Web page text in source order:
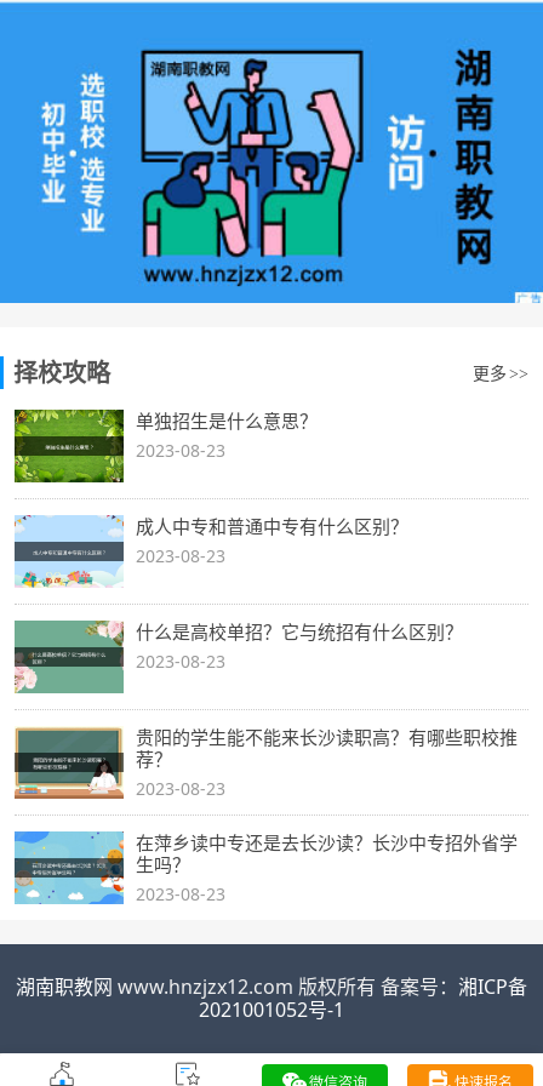
择校攻略 更多 >>
单独招生是什么意思？
2023-08-23
成人中专和普通中专有什么区别？
2023-08-23
什么是高校单招？它与统招有什么区别？
2023-08-23
贵阳的学生能不能来长沙读职高？有哪些职校推
荐？
2023-08-23
在萍乡读中专还是去长沙读？长沙中专招外省学
生吗？
2023-08-23
湖南职教网 www.hnzjzx12.com 版权所有 备案号： 湘ICP备
2021001052号-1